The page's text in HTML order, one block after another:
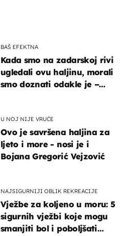
BAŠ EFEKTNA
Kada smo na zadarskoj rivi
ugledali ovu haljinu, morali
smo doznati odakle je –
U NOJ NIJE VRUĆE
Ovo je savršena haljina za
ljeto i more - nosi je i
Bojana Gregorić Vejzović
NAJSIGURNIJI OBLIK REKREACIJE
Vježbe za koljeno u moru: 5
sigurnih vježbi koje mogu
smanjiti bol i poboljšati